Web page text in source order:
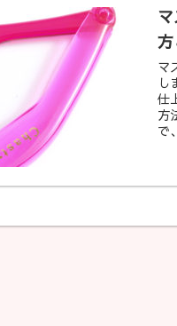
方
マ
し
仕
方
で